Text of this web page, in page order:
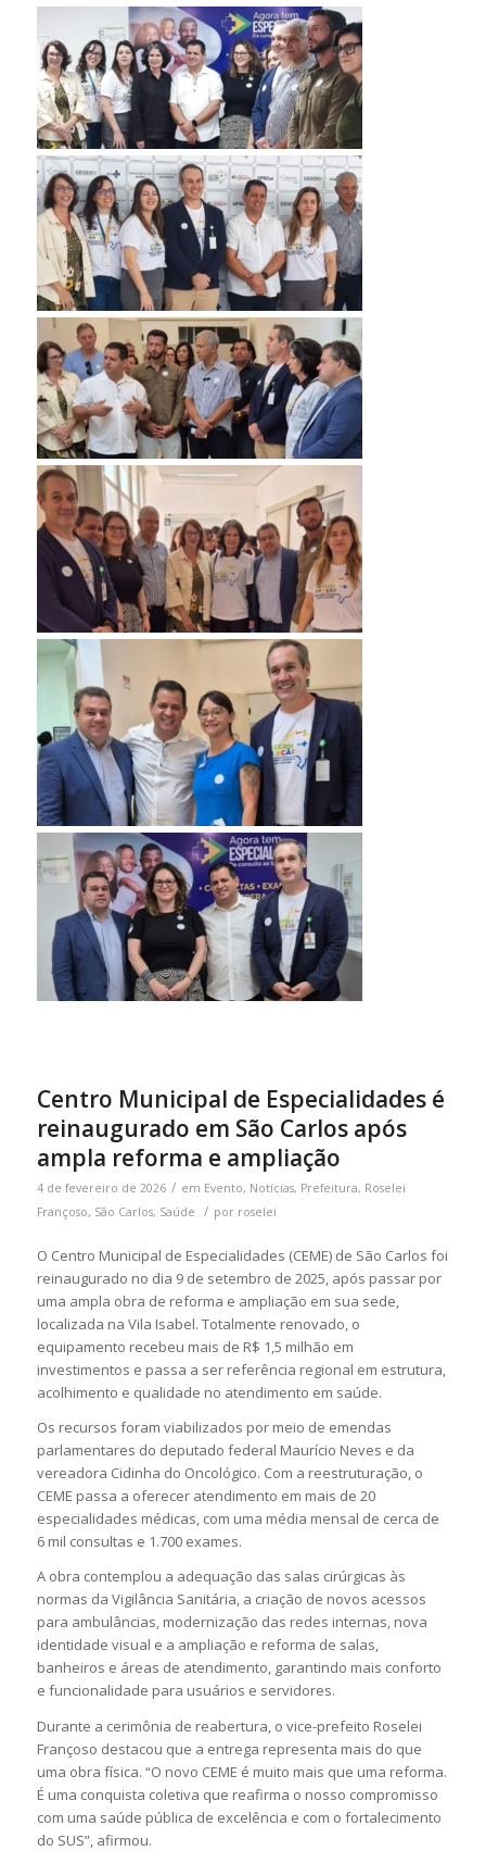
Centro Municipal de Especialidades é
reinaugurado em São Carlos após
ampla reforma e ampliação
4 de fevereiro de 2026 / em Evento, Notícias, Prefeitura, Roselei
Françoso, São Carlos, Saúde / por roselei
O Centro Municipal de Especialidades (CEME) de São Carlos foi
reinaugurado no dia 9 de setembro de 2025, após passar por
uma ampla obra de reforma e ampliação em sua sede,
localizada na Vila Isabel. Totalmente renovado, o
equipamento recebeu mais de R$ 1,5 milhão em
investimentos e passa a ser referência regional em estrutura,
acolhimento e qualidade no atendimento em saúde.
Os recursos foram viabilizados por meio de emendas
parlamentares do deputado federal Maurício Neves e da
vereadora Cidinha do Oncológico. Com a reestruturação, o
CEME passa a oferecer atendimento em mais de 20
especialidades médicas, com uma média mensal de cerca de
6 mil consultas e 1.700 exames.
A obra contemplou a adequação das salas cirúrgicas às
normas da Vigilância Sanitária, a criação de novos acessos
para ambulâncias, modernização das redes internas, nova
identidade visual e a ampliação e reforma de salas,
banheiros e áreas de atendimento, garantindo mais conforto
e funcionalidade para usuários e servidores.
Durante a cerimônia de reabertura, o vice-prefeito Roselei
Françoso destacou que a entrega representa mais do que
uma obra física. “O novo CEME é muito mais que uma reforma.
É uma conquista coletiva que reafirma o nosso compromisso
com uma saúde pública de excelência e com o fortalecimento
do SUS”, afirmou.